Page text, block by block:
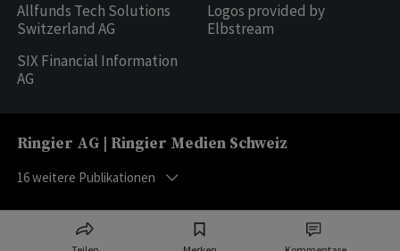
Allfunds Tech Solutions
Switzerland AG
SIX Financial Information
AG
Logos provided by
Elbstream
Ringier AG | Ringier Medien Schweiz
16weitere Publikationen